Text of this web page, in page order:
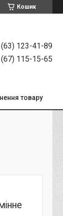
Кошик
123-41-89
115-15-65
товару